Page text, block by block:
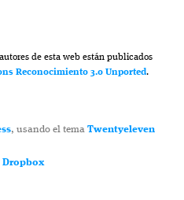
de esta web están publicados
Reconocimiento 3.0 Unported.
, usando el tema Twentyeleven
Dropbox